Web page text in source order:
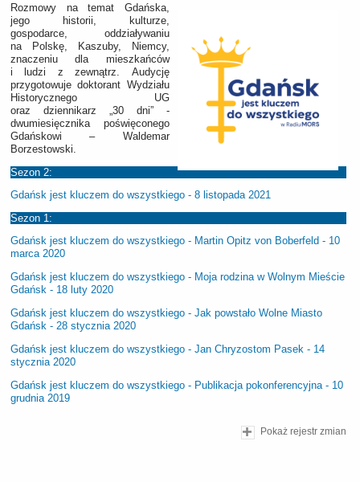
Rozmowy na temat Gdańska,
jego historii, kulturze,
gospodarce, oddziaływaniu
na Polskę, Kaszuby, Niemcy,
znaczeniu dla mieszkańców
i ludzi z zewnątrz. Audycję
przygotowuje doktorant Wydziału
Historycznego UG
oraz dziennikarz „30 dni” -
dwumiesięcznika poświęconego
Gdańskowi – Waldemar
Borzestowski.
Sezon 2:
Gdańsk jest kluczem do wszystkiego - 8 listopada 2021
Sezon 1:
Gdańsk jest kluczem do wszystkiego - Martin Opitz von Boberfeld - 10
marca 2020
Gdańsk jest kluczem do wszystkiego - Moja rodzina w Wolnym Mieście
Gdańsk - 18 luty 2020
Gdańsk jest kluczem do wszystkiego - Jak powstało Wolne Miasto
Gdańsk - 28 stycznia 2020
Gdańsk jest kluczem do wszystkiego - Jan Chryzostom Pasek - 14
stycznia 2020
Gdańsk jest kluczem do wszystkiego - Publikacja pokonferencyjna - 10
grudnia 2019
Pokaż rejestr zmian